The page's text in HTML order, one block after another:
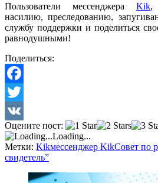
Пользователи мессенджера Kik,
насилию, преследованию,
службу поддержки и поделиться
равнодушными!
Поделиться:
Facebook
Twitter
VK
Оцените пост:
Loading...
Метки: Kikмессенджер KikСовет по
свидетель”